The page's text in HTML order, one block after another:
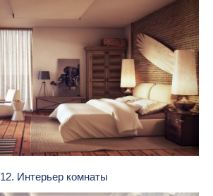
12. Интерьер комнаты